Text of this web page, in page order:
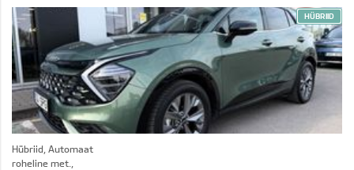
HÜBRIID
Hübriid, Automaat
roheline met.,